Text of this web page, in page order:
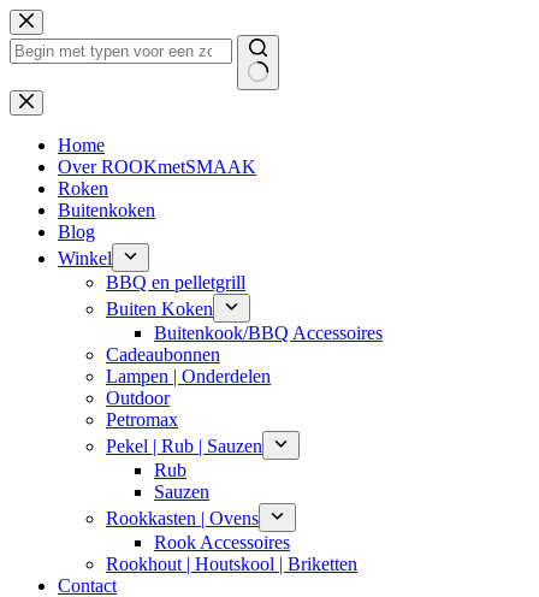
Ga
naar
de
Geen
resultaten
Home
Over ROOKmetSMAAK
Roken
Buitenkoken
Blog
Winkel
BBQ en pelletgrill
Buiten Koken
Buitenkook/BBQ Accessoires
Cadeaubonnen
Lampen | Onderdelen
Outdoor
Petromax
Pekel | Rub | Sauzen
Rub
Sauzen
Rookkasten | Ovens
Rook Accessoires
Rookhout | Houtskool | Briketten
Contact